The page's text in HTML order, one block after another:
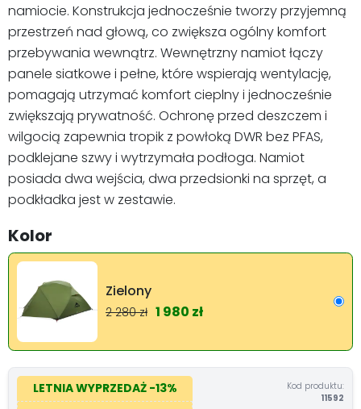
namiocie. Konstrukcja jednocześnie tworzy przyjemną
przestrzeń nad głową, co zwiększa ogólny komfort
przebywania wewnątrz. Wewnętrzny namiot łączy
panele siatkowe i pełne, które wspierają wentylację,
pomagają utrzymać komfort cieplny i jednocześnie
zwiększają prywatność. Ochronę przed deszczem i
wilgocią zapewnia tropik z powłoką DWR bez PFAS,
podklejane szwy i wytrzymała podłoga. Namiot
posiada dwa wejścia, dwa przedsionki na sprzęt, a
podkładka jest w zestawie.
Kolor
Zielony
2 280 zł 1 980 zł
LETNIA WYPRZEDAŻ -13%
Kod produktu:
11592